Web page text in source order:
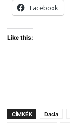
Facebook
Like this:
CÍMKÉK Dacia